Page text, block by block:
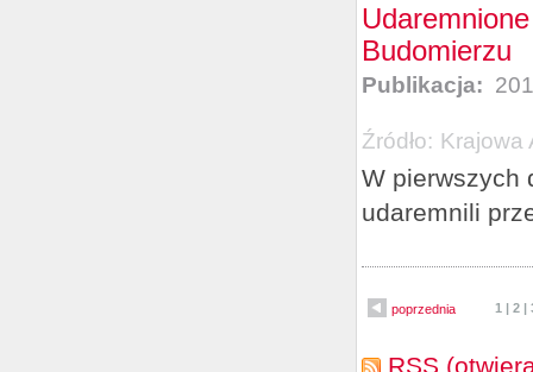
Budomierzu
Publikacja:
Źródło: Krajowa
W pierwszych
udaremnili
poprzednia 1 |2 |
RSS